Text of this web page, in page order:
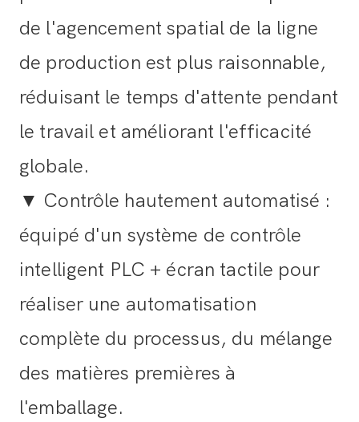
de l'agencement spatial de la ligne
de production est plus raisonnable,
réduisant le temps d'attente pendant
le travail et améliorant l'efficacité
globale.
▼ Contrôle hautement automatisé :
équipé d'un système de contrôle
intelligent PLC + écran tactile pour
réaliser une automatisation
complète du processus, du mélange
des matières premières à
l'emballage.